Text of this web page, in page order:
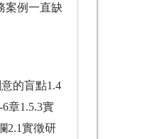
案例一直缺
的盲點1.4
章1.5.3實
2.1實徵研